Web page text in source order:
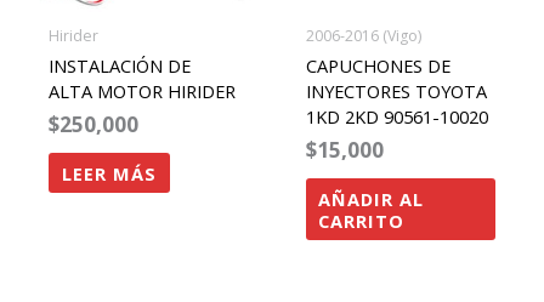
Hirider
INSTALACIÓN DE
ALTA MOTOR HIRIDER
$250,000
LEER MÁS
2006-2016 (Vigo)
CAPUCHONES DE
INYECTORES TOYOTA
1KD 2KD 90561-10020
$15,000
AÑADIR AL
CARRITO